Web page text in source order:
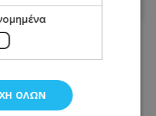
ΌΛΩΝ